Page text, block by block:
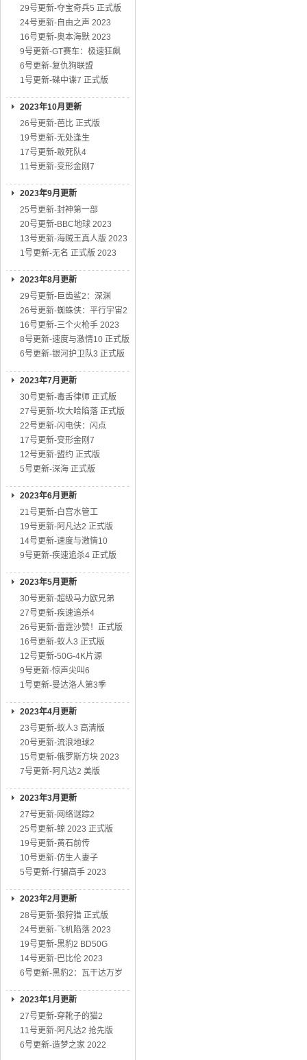
29号更新-夺宝奇兵5 正式版
24号更新-自由之声 2023
16号更新-奥本海默 2023
9号更新-GT赛车：极速狂飙
6号更新-复仇狗联盟
1号更新-碟中谍7 正式版
2023年10月更新
26号更新-芭比 正式版
19号更新-无处逢生
17号更新-敢死队4
11号更新-变形金刚7
2023年9月更新
25号更新-封神第一部
20号更新-BBC地球 2023
13号更新-海贼王真人版 2023
1号更新-无名 正式版 2023
2023年8月更新
29号更新-巨齿鲨2：深渊
26号更新-蜘蛛侠：平行宇宙2
16号更新-三个火枪手 2023
8号更新-速度与激情10 正式版
6号更新-银河护卫队3 正式版
2023年7月更新
30号更新-毒舌律师 正式版
27号更新-坎大哈陷落 正式版
22号更新-闪电侠：闪点
17号更新-变形金刚7
12号更新-盟约 正式版
5号更新-深海 正式版
2023年6月更新
21号更新-白宫水管工
19号更新-阿凡达2 正式版
14号更新-速度与激情10
9号更新-疾速追杀4 正式版
2023年5月更新
30号更新-超级马力欧兄弟
27号更新-疾速追杀4
26号更新-雷霆沙赞！正式版
16号更新-蚁人3 正式版
12号更新-50G-4K片源
9号更新-惊声尖叫6
1号更新-曼达洛人第3季
2023年4月更新
23号更新-蚁人3 高清版
20号更新-流浪地球2
15号更新-俄罗斯方块 2023
7号更新-阿凡达2 美版
2023年3月更新
27号更新-网络谜踪2
25号更新-鲸 2023 正式版
19号更新-黄石前传
10号更新-仿生人妻子
5号更新-行骗高手 2023
2023年2月更新
28号更新-狼狩猎 正式版
24号更新-飞机陷落 2023
19号更新-黑豹2 BD50G
14号更新-巴比伦 2023
6号更新-黑豹2：瓦干达万岁
2023年1月更新
27号更新-穿靴子的猫2
11号更新-阿凡达2 抢先版
6号更新-造梦之家 2022